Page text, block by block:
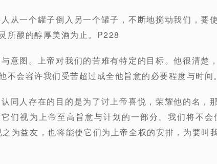
从一个罐子倒入另一个罐子，不断地搅动我们，要
所酿的醇厚美酒为止。P228
意图。上帝对我们的苦难有特定的目标。他很清楚
不会容许我们受苦超过成全他旨意的必要程度与时间
同人存在的目的是为了讨上帝喜悦，荣耀他的名，
们视为上帝至高旨意与计划的一部分。我们将不会
为益友，也将能使它们为上帝全权的安排，为要叫